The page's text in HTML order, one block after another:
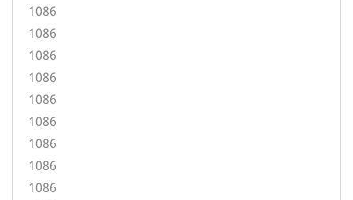
1086
1086
1086
1086
1086
1086
1086
1086
1086